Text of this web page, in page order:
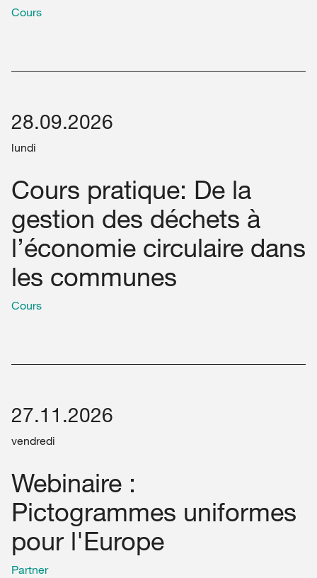
Cours
28.09.2026
lundi
Cours pratique: De la
gestion des déchets à
l’économie circulaire dans
les communes
Cours
27.11.2026
vendredi
Webinaire :
Pictogrammes uniformes
pour l'Europe
Partner